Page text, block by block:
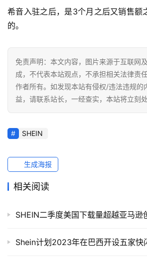
希音入驻之后，是3个月之后又销售额
的。
免责声明：本文内容，图片来源于互联网
成，不代表本站观点，不承担相关法律责
作者所有。如发现本站有侵权/违法违规的
益，请联系站长，一经查实，本站将立刻处
SHEIN
生成海报
相关阅读
SHEIN二季度美国下载量超越亚马逊
Shein计划2023年在巴西开设五家快